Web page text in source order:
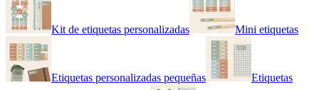
Kit de etiquetas personalizadas Mini etiquetas
Etiquetas personalizadas pequeñas Etiquetas